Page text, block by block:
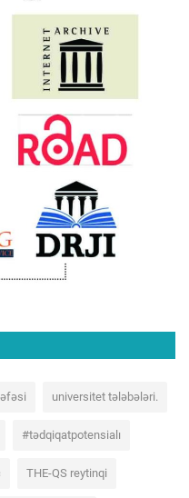
universitet tələbələri.
#tədqiqatpotensialı
THE-QS reytinqi